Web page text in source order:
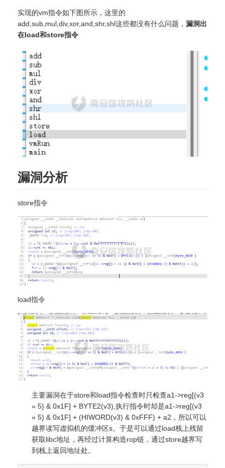
实现的vm指令如下图所示，这里的
add,sub,mul,div,xor,and,shr,shl这些都没有什么问题， 漏洞出
在load和store指令
漏洞分析
store指令
load指令
主要漏洞在于store和load指令检查时只检查a1->reg[(v3
» 5) & 0x1F] + BYTE2(v3),执行指令时却是a1->reg[(v3
» 5) & 0x1F] + (HIWORD(v3) & 0xFFF) + a2，所以可以
越界读写虚拟机的缓冲区s。于是可以通过load栈上残留
获取libc地址，再经过计算构造rop链，通过store越界写
到栈上返回地址处。